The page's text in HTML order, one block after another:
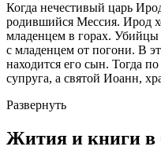
Когда нечестивый царь
родившийся Мессия. Ирод
младенцем в горах. Убийцы
с младенцем от погони. В
находится его сын. Тогда
супруга, а святой Иоанн,
Развернуть
Жития и книги в